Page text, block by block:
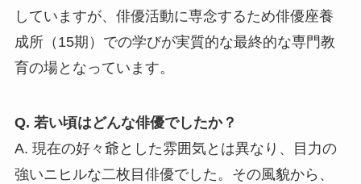
していますが、俳優活動に専念するため俳優座養
成所（15期）での学びが実質的な最終的な専門教
育の場となっています。
Q. 若い頃はどんな俳優でしたか？
A. 現在の好々爺とした雰囲気とは異なり、目力の
強いニヒルな二枚目俳優でした。その風貌から、